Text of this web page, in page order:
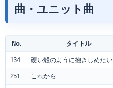
曲・ユニット曲
No. タイトル
134 硬い殻のように抱きしめたい
251 これから